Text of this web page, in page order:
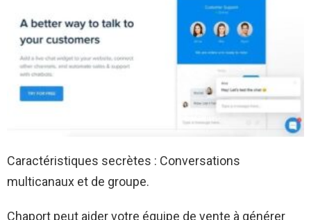
Caractéristiques secrètes : Conversations
multicanaux et de groupe.
Chaport peut aider votre équipe de vente à générer